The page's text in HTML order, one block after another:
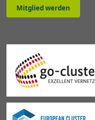
Mitglied werden